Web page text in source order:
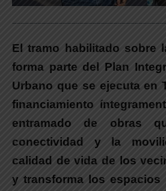
El tramo habilitado sobre
forma parte del Plan
Urbano que se ejecuta en
financiamiento
entramado de obras
conectividad y la
calidad de vida de los
y transforma los espacios